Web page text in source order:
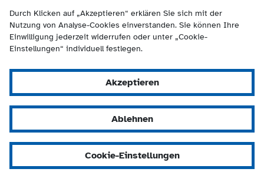
Durch Klicken auf „Akzeptieren“ erklären Sie sich mit der
Nutzung von Analyse-Cookies einverstanden. Sie können Ihre
Einwilligung jederzeit widerrufen oder unter „Cookie-
Einstellungen“ individuell festlegen.
Akzeptieren
Ablehnen
Cookie-Einstellungen